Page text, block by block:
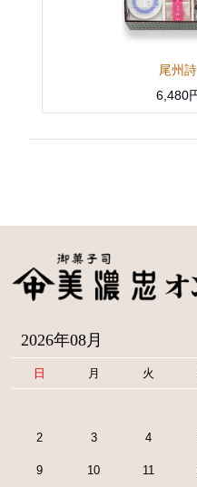
尾州
6,480
2026年08月
日 月 火
2 3 4
9 10 11